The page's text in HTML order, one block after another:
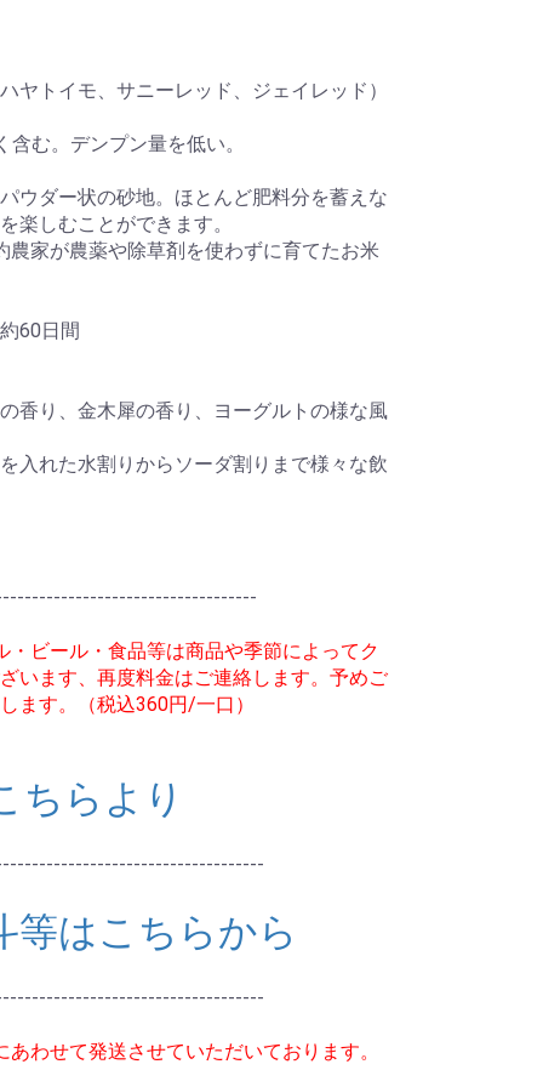
ヤトイモ、サニーレッド、ジェイレッド）
む。デンプン量を低い。
ウダー状の砂地。ほとんど肥料分を蓄えな
楽しむことができます。
家が農薬や除草剤を使わずに育てたお米
60日間
香り、金木犀の香り、ヨーグルトの様な風
入れた水割りからソーダ割りまで様々な飲
ビール・食品等は商品や季節によってク
います、再度料金はご連絡します。予めご
ます。（税込360円/一口）
ちらより
等はこちらから
わせて発送させていただいております。